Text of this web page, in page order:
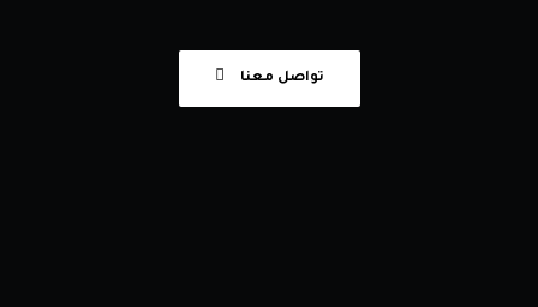
تواصل معنا